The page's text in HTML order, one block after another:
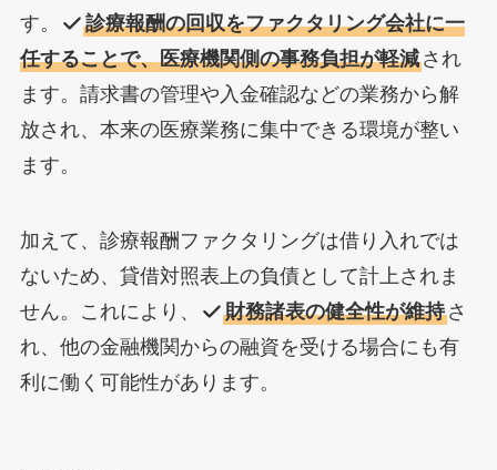
す。
診療報酬の回収をファクタリング会社に一
任することで、医療機関側の事務負担が軽減され
ます。請求書の管理や入金確認などの業務から解
放され、本来の医療業務に集中できる環境が整い
ます。
加えて、診療報酬ファクタリングは借り入れでは
ないため、貸借対照表上の負債として計上されま
せん。これにより、
財務諸表の健全性が維持さ
れ、他の金融機関からの融資を受ける場合にも有
利に働く可能性があります。